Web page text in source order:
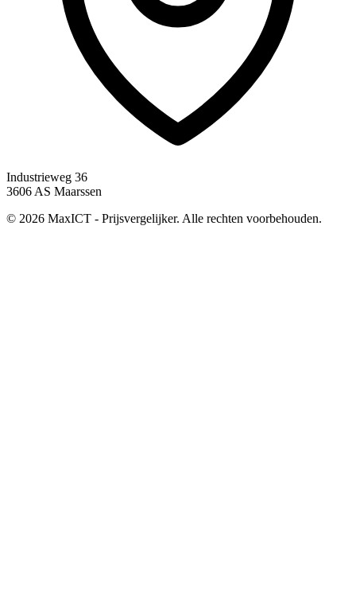
Industrieweg 36
3606 AS Maarssen
© 2026 MaxICT - Prijsvergelijker. Alle rechten voorbehouden.